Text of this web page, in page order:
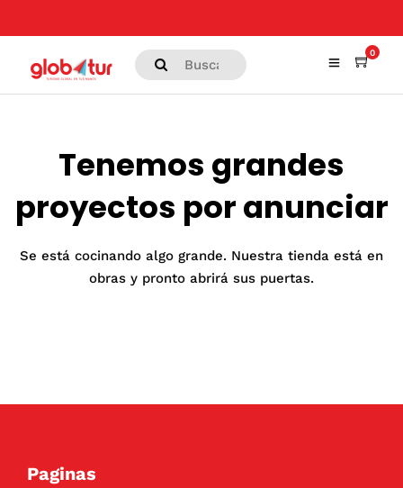
0
Tenemos grandes
proyectos por anunciar
Se está cocinando algo grande. Nuestra tienda está en
obras y pronto abrirá sus puertas.
Paginas